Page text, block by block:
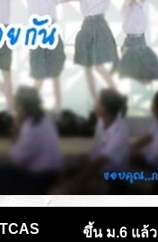
TCAS ขึ้น ม.6 แล้